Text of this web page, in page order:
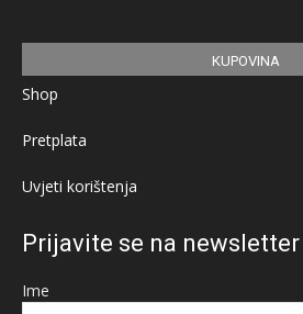
KUPOVINA
Shop
Pretplata
Uvjeti korištenja
Prijavite se na newsletter
Ime